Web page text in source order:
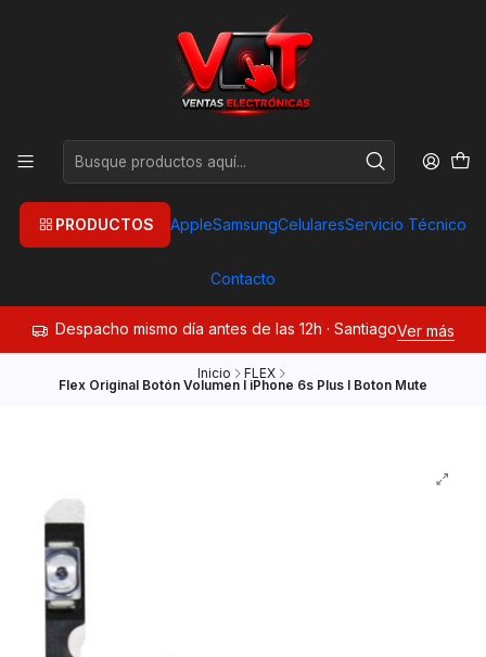
PRODUCTOS AppleSamsungCelularesServicio Técnico
Contacto
Despacho mismo día antes de las 12h · SantiagoVer más
Inicio FLEX
Flex Original Botón Volumen I iPhone 6s Plus I Boton Mute